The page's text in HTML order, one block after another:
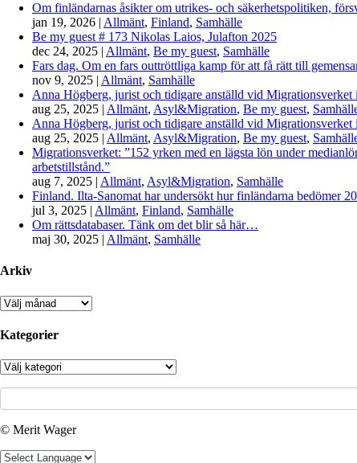
Om finländarnas åsikter om utrikes- och säkerhetspolitiken,
jan 19, 2026 | Allmänt, Finland, Samhälle
Be my guest # 173 Nikolas Laios, Julafton 2025
dec 24, 2025 | Allmänt, Be my guest, Samhälle
Fars dag. Om en fars outtröttliga kamp för att få rätt till
nov 9, 2025 | Allmänt, Samhälle
Anna Högberg, jurist och tidigare anställd vid Migrationsverket
aug 25, 2025 | Allmänt, Asyl&Migration, Be my guest,
Anna Högberg, jurist och tidigare anställd vid Migrationsverket
aug 25, 2025 | Allmänt, Asyl&Migration, Be my guest,
Migrationsverket: ”152 yrken med en lägsta lön under
arbetstillstånd.”
aug 7, 2025 | Allmänt, Asyl&Migration, Samhälle
Finland. Ilta-Sanomat har undersökt hur finländarna bedömer
jul 3, 2025 | Allmänt, Finland, Samhälle
Om rättsdatabaser. Tänk om det blir så här…
maj 30, 2025 | Allmänt, Samhälle
Arkiv
Arkiv
Kategorier
Kategorier
© Merit Wager